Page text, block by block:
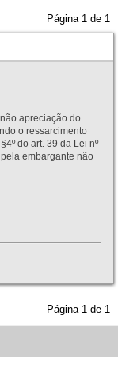
Página 1 de 1
apreciação do
o ressarcimento
do art. 39 da Lei nº
embargante não
Página 1 de 1